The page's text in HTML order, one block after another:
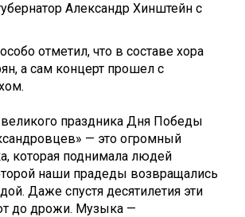
Александр Хинштейн с
отметил, что в составе хора
а сам концерт прошел с
праздника Дня Победы
— этo огромный
которая поднимала людей
наши прадеды возвращались
Даже спустя десятилетия эти
дo дрожи. Музыка —